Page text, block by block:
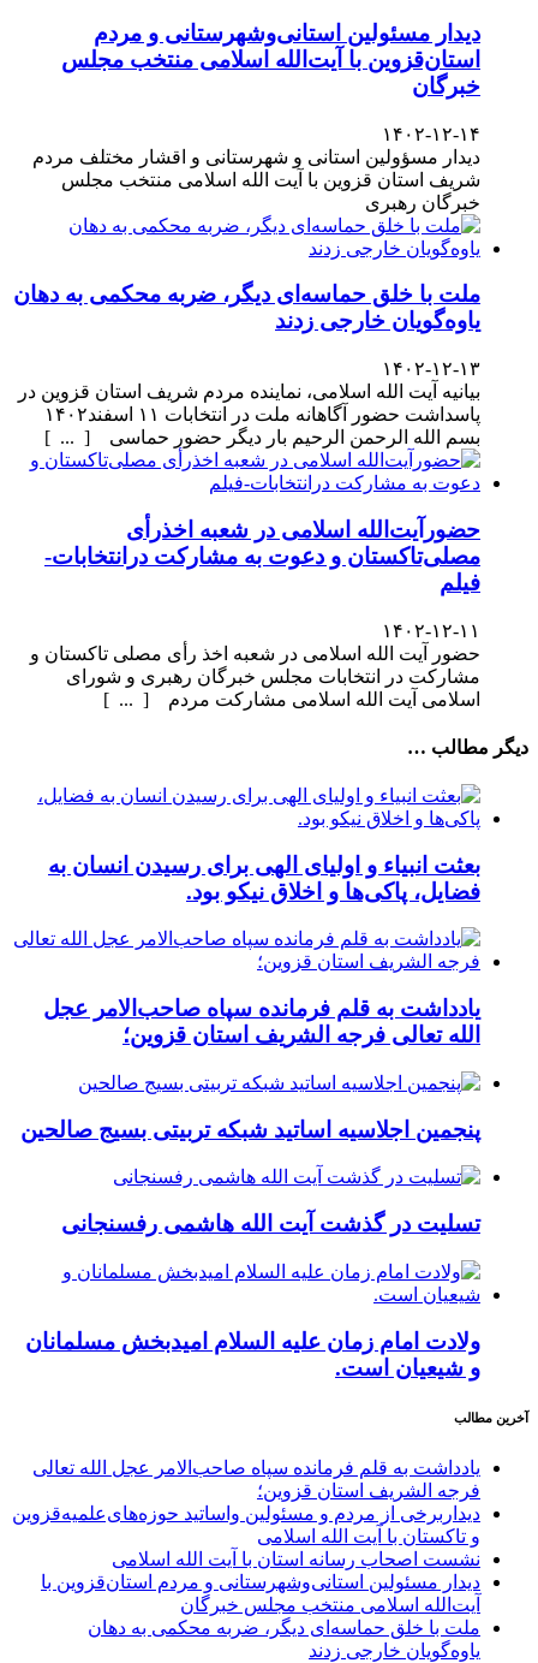
دیدار مسئولین استانی‌وشهرستانی و مردم‌
استان‌قزوین با آیت‌الله‌ اسلامی منتخب مجلس‌
خبرگان
۱۴۰۲-۱۲-۱۴
دیدار مسؤولین استانی و شهرستانی و اقشار مختلف مردم
شریف استان قزوین با آیت الله اسلامی منتخب مجلس
خبرگان رهبری
ملت با خلق حماسه‌ای دیگر، ضربه محکمی به دهان
یاوه‌گویان خارجی زدند
۱۴۰۲-۱۲-۱۳
بیانیه آیت الله اسلامی، نماینده مردم شریف استان قزوین در
پاسداشت حضور آگاهانه ملت در انتخابات ۱۱ اسفند۱۴۰۲
بسم الله الرحمن الرحیم بار دیگر حضور حماسی [ ... ]
حضورآیت‌الله اسلامی در شعبه اخذرأی
مصلی‌تاکستان و دعوت به مشارکت درانتخابات-
فیلم
۱۴۰۲-۱۲-۱۱
حضور آیت الله اسلامی در شعبه اخذ رأی مصلی تاکستان و
مشارکت در انتخابات مجلس خبرگان رهبری و شورای
اسلامی آیت الله اسلامی مشارکت مردم [ ... ]
دیگر مطالب …
بعثت انبیاء و اولیای الهی برای رسیدن انسان به
فضایل، پاکی‌ها و اخلاق نیکو بود.
یادداشت به قلم فرمانده سپاه صاحب‌الامر عجل
الله تعالی فرجه الشریف استان قزوین؛
پنجمین اجلاسیه اساتید شبکه تربیتی بسیج صالحین
تسلیت در گذشت آیت الله هاشمی رفسنجانی
ولادت امام زمان علیه السلام امیدبخش مسلمانان
و شیعیان است.
آخرین مطالب
یادداشت به قلم فرمانده سپاه صاحب‌الامر عجل الله تعالی
فرجه الشریف استان قزوین؛
دیداربرخی از مردم و مسئولین واساتید حوزه‌های‌علمیه‌قزوین
و تاکستان با آیت الله اسلامی
نشست اصحاب رسانه استان با آیت الله اسلامی
دیدار مسئولین استانی‌وشهرستانی و مردم‌ استان‌قزوین با
آیت‌الله‌ اسلامی منتخب مجلس‌ خبرگان
ملت با خلق حماسه‌ای دیگر، ضربه محکمی به دهان
یاوه‌گویان خارجی زدند